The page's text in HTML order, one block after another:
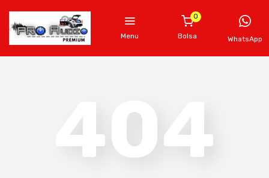
Menu
0
Bolsa WhatsApp
404